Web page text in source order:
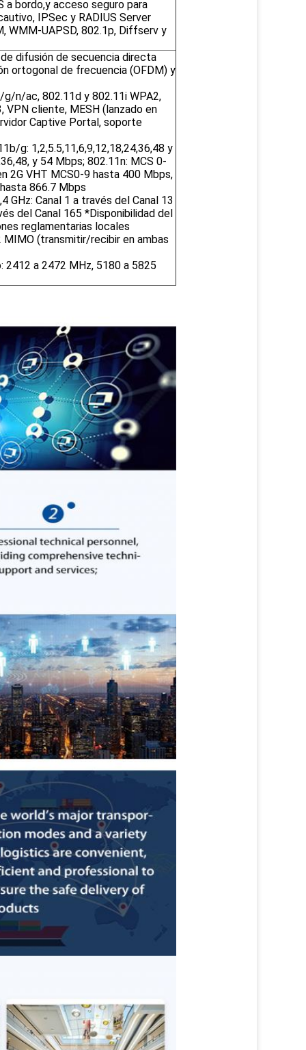
a bordo,y acceso seguro para
IPSec y RADIUS Server
WMM-UAPSD, 802.1p, Diffserv y
difusión de secuencia directa
ortogonal de frecuencia (OFDM) y
n/ac, 802.11d y 802.11i WPA2,
VPN cliente, MESH (lanzado en
Captive Portal, soporte
g: 1,2,5.5,11,6,9,12,18,24,36,48 y
y 54 Mbps; 802.11n: MCS 0-
2G VHT MCS0-9 hasta 400 Mbps,
866.7 Mbps
GHz: Canal 1 a través del Canal 13
del Canal 165 *Disponibilidad del
reglamentarias locales
MIMO (transmitir/recibir en ambas
2412 a 2472 MHz, 5180 a 5825